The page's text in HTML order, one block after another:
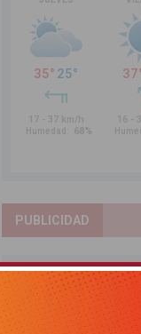
PUBLICIDAD